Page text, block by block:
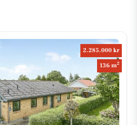
2.285.000 kr
136 m2